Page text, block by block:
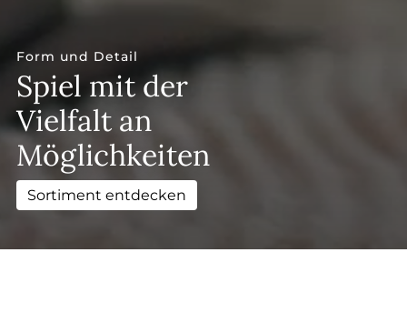
--
Form und Detail
Spiel mit der
Vielfalt an
Möglichkeiten
Sortiment entdecken